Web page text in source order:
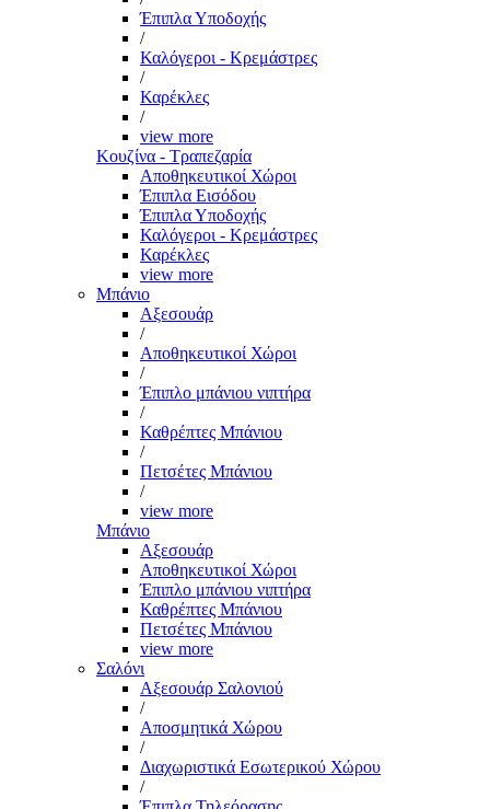
Έπιπλα Υποδοχής
/
Καλόγεροι - Κρεμάστρες
/
Καρέκλες
/
view more
Κουζίνα - Τραπεζαρία
Αποθηκευτικοί Χώροι
Έπιπλα Εισόδου
Έπιπλα Υποδοχής
Καλόγεροι - Κρεμάστρες
Καρέκλες
view more
Μπάνιο
Αξεσουάρ
/
Αποθηκευτικοί Χώροι
/
Έπιπλο μπάνιου νιπτήρα
/
Καθρέπτες Μπάνιου
/
Πετσέτες Μπάνιου
/
view more
Μπάνιο
Αξεσουάρ
Αποθηκευτικοί Χώροι
Έπιπλο μπάνιου νιπτήρα
Καθρέπτες Μπάνιου
Πετσέτες Μπάνιου
view more
Σαλόνι
Αξεσουάρ Σαλονιού
/
Αποσμητικά Χώρου
/
Διαχωριστικά Εσωτερικού Χώρου
/